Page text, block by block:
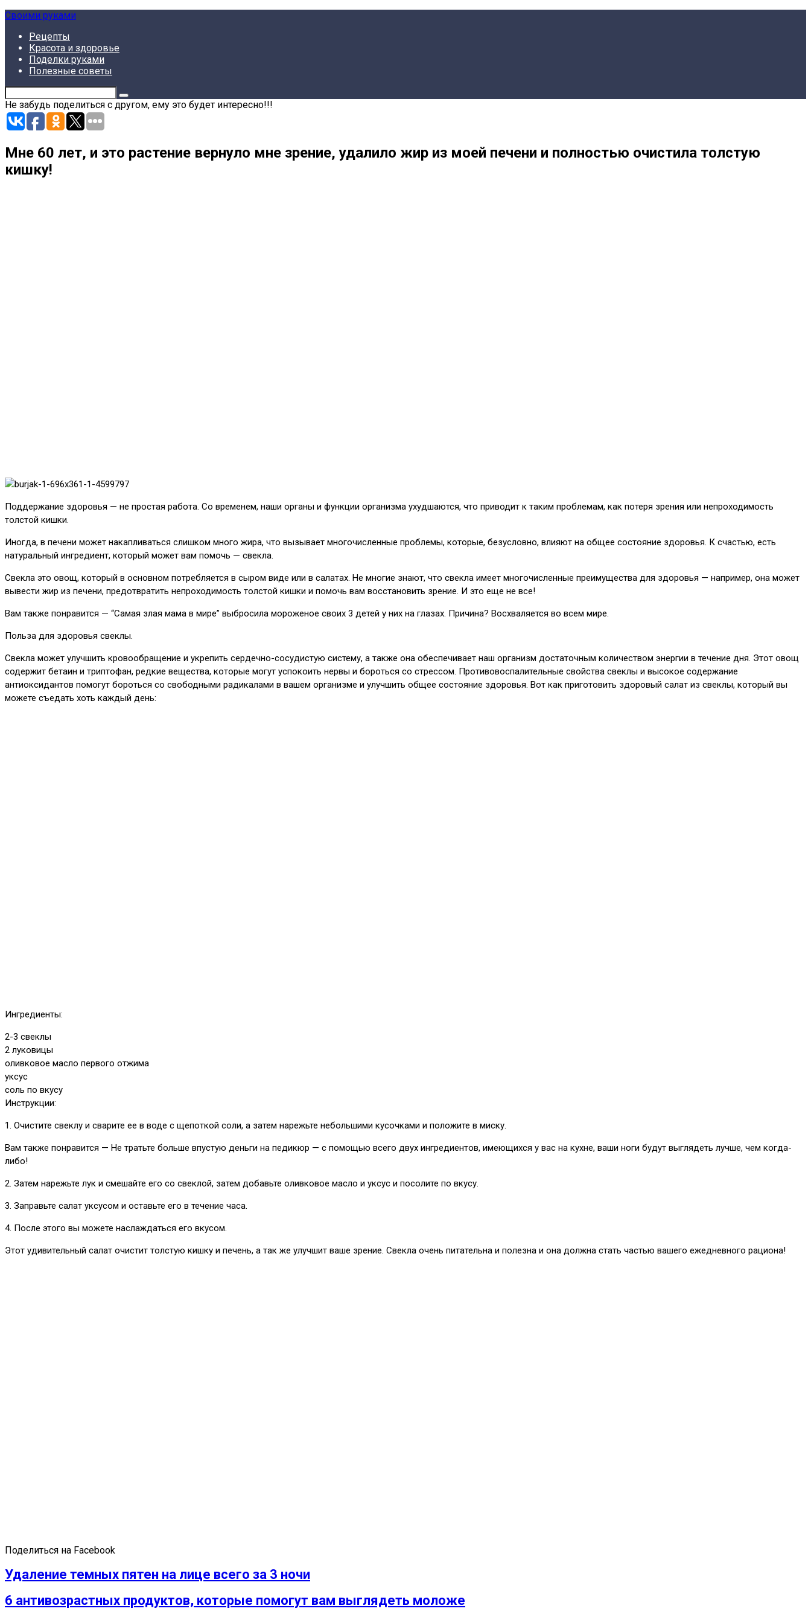
Skip
content
Своими руками
Рецепты
Красота и здоровье
Поделки руками
Полезные советы
Не забудь поделиться с другом, ему это будет интересно!!!
Мне 60 лет, и это растение вернуло мне зрение, удалило жир из моей печени и полностью очистила толстую
кишку!
Поддержание здоровья — не простая работа. Со временем, наши органы и функции организма ухудшаются, что приводит к таким проблемам, как потеря зрения или непроходимость
толстой кишки.
Иногда, в печени может накапливаться слишком много жира, что вызывает многочисленные проблемы, которые, безусловно, влияют на общее состояние здоровья. К счастью, есть
натуральный ингредиент, который может вам помочь — свекла.
Свекла это овощ, который в основном потребляется в сыром виде или в салатах. Не многие знают, что свекла имеет многочисленные преимущества для здоровья — например, она может
вывести жир из печени, предотвратить непроходимость толстой кишки и помочь вам восстановить зрение. И это еще не все!
Вам также понравится — “Самая злая мама в мире” выбросила мороженое своих 3 детей у них на глазах. Причина? Восхваляется во всем мире.
Польза для здоровья свеклы.
Свекла может улучшить кровообращение и укрепить сердечно-сосудистую систему, а также она обеспечивает наш организм достаточным количеством энергии в течение дня. Этот овощ
содержит бетаин и триптофан, редкие вещества, которые могут успокоить нервы и бороться со стрессом. Противовоспалительные свойства свеклы и высокое содержание
антиоксидантов помогут бороться со свободными радикалами в вашем организме и улучшить общее состояние здоровья. Вот как приготовить здоровый салат из свеклы, который вы
можете съедать хоть каждый день:
Ингредиенты:
2-3 свеклы
2 луковицы
оливковое масло первого отжима
уксус
соль по вкусу
Инструкции:
1. Очистите свеклу и сварите ее в воде с щепоткой соли, а затем нарежьте небольшими кусочками и положите в миску.
Вам также понравится — Не тратьте больше впустую деньги на педикюр — с помощью всего двух ингредиентов, имеющихся у вас на кухне, ваши ноги будут выглядеть лучше, чем когда-
либо!
2. Затем нарежьте лук и смешайте его со свеклой, затем добавьте оливковое масло и уксус и посолите по вкусу.
3. Заправьте салат уксусом и оставьте его в течение часа.
4. После этого вы можете наслаждаться его вкусом.
Этот удивительный салат очистит толстую кишку и печень, а так же улучшит ваше зрение. Свекла очень питательна и полезна и она должна стать частью вашего ежедневного рациона!
Поделиться на Facebook
Удаление темных пятен на лице всего за 3 ночи
6 антивозрастных продуктов, которые помогут вам выглядеть моложе